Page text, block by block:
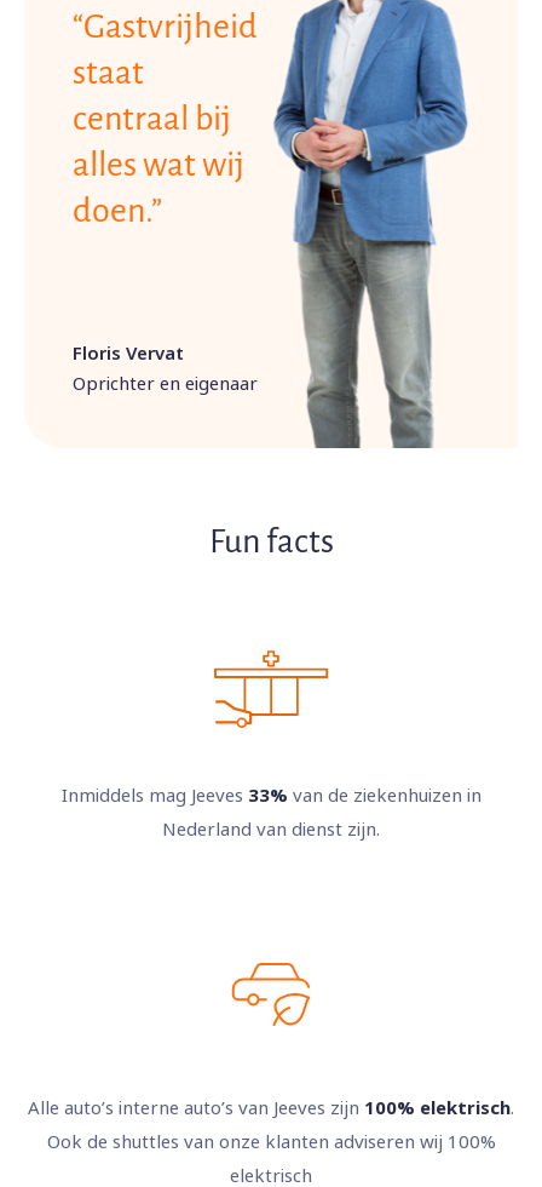
“Gastvrijheid
staat
centraal bij
alles wat wij
doen.”
Floris Vervat
Oprichter en eigenaar
Fun facts
Inmiddels mag Jeeves 33% van de ziekenhuizen in
Nederland van dienst zijn.
Alle auto’s interne auto’s van Jeeves zijn 100% elektrisch.
Ook de shuttles van onze klanten adviseren wij 100%
elektrisch